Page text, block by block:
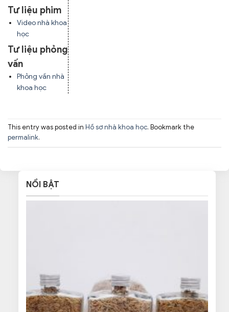
Tư liệu phim
Video nhà khoa
học
Tư liệu phỏng
vấn
Phỏng vấn nhà
khoa học
This entry was posted in Hồ sơ nhà khoa học. Bookmark the
permalink.
NỔI BẬT